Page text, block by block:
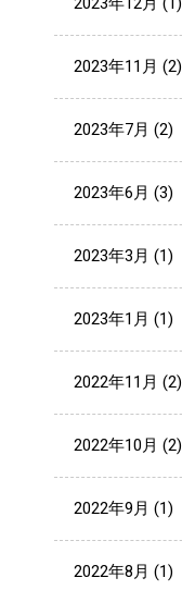
2023年11月 (2)
2023年7月 (2)
2023年6月 (3)
2023年3月 (1)
2023年1月 (1)
2022年11月 (2)
2022年10月 (2)
2022年9月 (1)
2022年8月 (1)